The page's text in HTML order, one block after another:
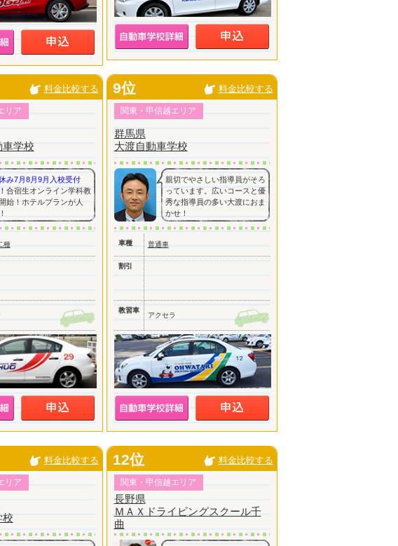
料金比較する
リア
車学校
み7月8月9月入校受付
合宿生オンライン学科教
始！ホテルプランが人
種
9位 料金比較する
関東・甲信越エリア
群馬県
大渡自動車学校
親切でやさしい指導員がそろ
っています。広いコースと優
秀な指導員の多い大渡におま
かせ！
車種 普通車
割引
教習車
アクセラ
料金比較する
リア
校
12位 料金比較する
関東・甲信越エリア
長野県
ＭＡＸドライビングスクール千
曲